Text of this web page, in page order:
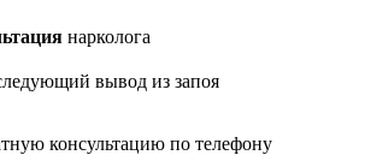
нарколога
вывод из запоя
консультацию по телефону